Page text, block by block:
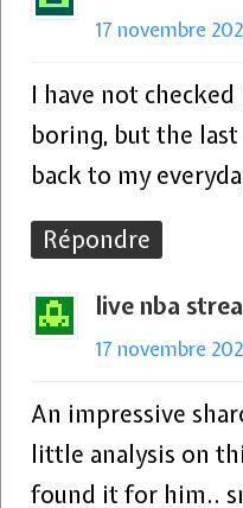
17 novembre
I have not
boring, but the
back to my
Répondre
live nba
17 novembre
An impressive
little analysis on
found it for him..